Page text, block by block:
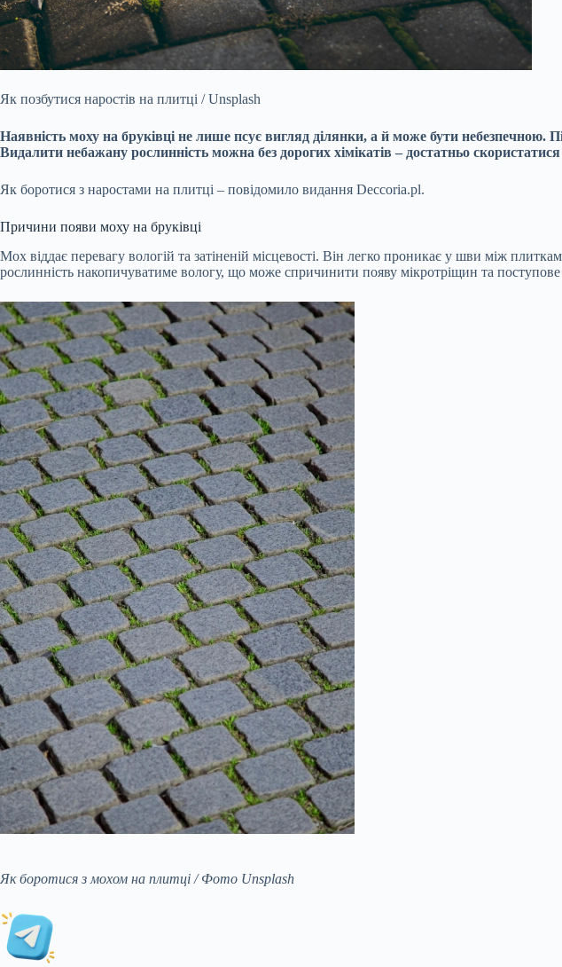
Як позбутися наростів на плитці / Unsplash
Наявність моху на бруківці не лише псує вигляд ділянки, а й може бути небезпечною.
Видалити небажану рослинність можна без дорогих хімікатів – достатньо
Як боротися з наростами на плитці – повідомило видання Deccoria.pl.
Причини появи моху на бруківці
Мох віддає перевагу вологій та затіненій місцевості. Він легко проникає у шви між
рослинність накопичуватиме вологу, що може спричинити появу мікротріщин та
Як боротися з мохом на плитці / Фото Unsplash